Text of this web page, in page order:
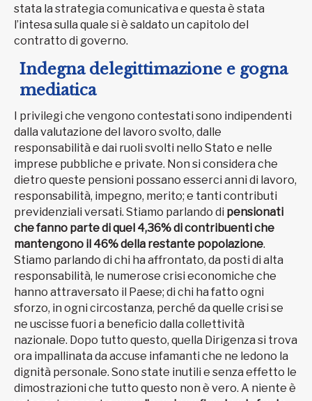
stata la strategia comunicativa e questa è stata
l’intesa sulla quale si è saldato un capitolo del
contratto di governo.
Indegna delegittimazione e gogna
mediatica
I privilegi che vengono contestati sono indipendenti
dalla valutazione del lavoro svolto, dalle
responsabilità e dai ruoli svolti nello Stato e nelle
imprese pubbliche e private. Non si considera che
dietro queste pensioni possano esserci anni di lavoro,
responsabilità, impegno, merito; e tanti contributi
previdenziali versati. Stiamo parlando di pensionati
che fanno parte di quel 4,36% di contribuenti che
mantengono il 46% della restante popolazione.
Stiamo parlando di chi ha affrontato, da posti di alta
responsabilità, le numerose crisi economiche che
hanno attraversato il Paese; di chi ha fatto ogni
sforzo, in ogni circostanza, perché da quelle crisi se
ne uscisse fuori a beneficio dalla collettività
nazionale. Dopo tutto questo, quella Dirigenza si trova
ora impallinata da accuse infamanti che ne ledono la
dignità personale. Sono state inutili e senza effetto le
dimostrazioni che tutto questo non è vero. A niente è